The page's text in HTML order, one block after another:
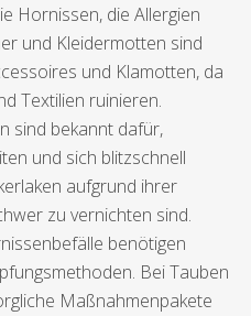
Hornissen, die Allergien
und Kleidermotten sind
und Klamotten, da
Textilien ruinieren.
sind bekannt dafür,
und sich blitzschnell
aufgrund ihrer
zu vernichten sind.
benötigen
Bei Tauben
Maßnahmenpakete